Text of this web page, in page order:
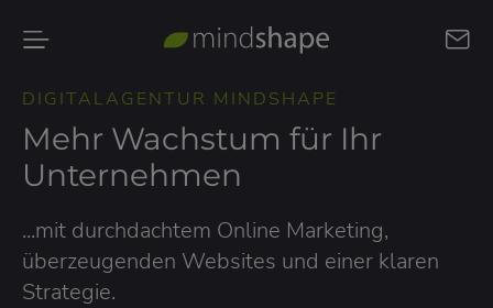
DIGITALAGENTUR MINDSHAPE
Mehr Wachstum für Ihr
Unternehmen
...mit durchdachtem Online Marketing,
überzeugenden Websites und einer klaren
Strategie.